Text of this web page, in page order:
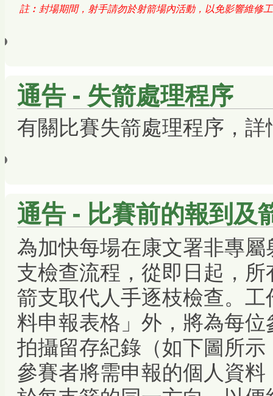
註︰封場期間，射手請勿於射箭場內活動，以免影響維修
通告 - 失箭處理程序
有關比賽失箭處理程序，
通告 - 比賽前的報到及
為加快每場在康文署非專
支檢查流程，從即日起，
箭支取代人手逐枝檢查。
料申報表格」外，將為每
拍攝留存紀錄（如下圖所
參賽者將需申報的個人資